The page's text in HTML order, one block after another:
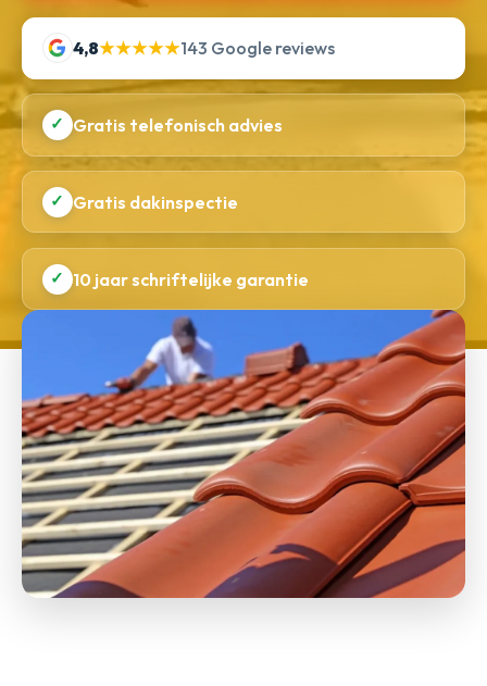
4,8★★★★★143 Google reviews
✓ Gratis telefonisch advies
✓ Gratis dakinspectie
✓ 10 jaar schriftelijke garantie